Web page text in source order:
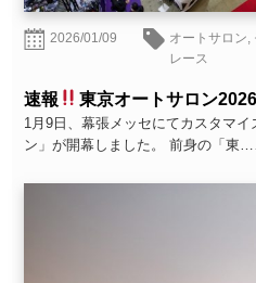
2026/01/09 オートサロン
レース
速報 東京オートサロン
1月9日、幕張メッセにてカスタマ
ン」が開幕しました。 前身の「東